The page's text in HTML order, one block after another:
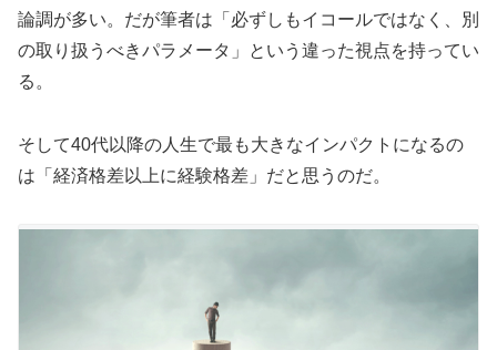
論調が多い。だが筆者は「必ずしもイコールではなく、別
の取り扱うべきパラメータ」という違った視点を持ってい
る。
そして40代以降の人生で最も大きなインパクトになるの
は「経済格差以上に経験格差」だと思うのだ。